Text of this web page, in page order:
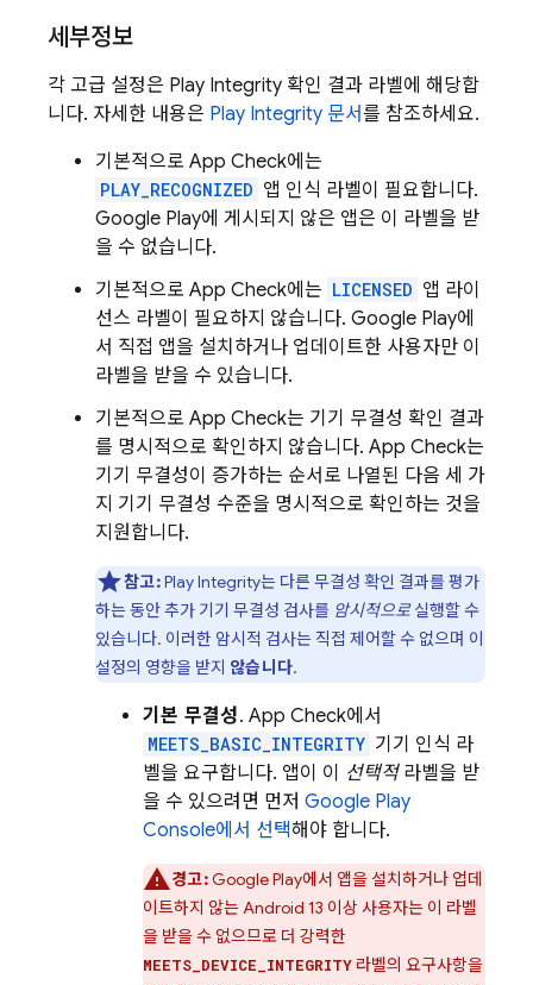
세부정보
각 고급 설정은 Play Integrity 확인 결과 라벨에 해당합
니다. 자세한 내용은 Play Integrity 문서를 참조하세요.
기본적으로 App Check에는
PLAY_RECOGNIZED 앱 인식 라벨이 필요합니다.
Google Play에 게시되지 않은 앱은 이 라벨을 받
을 수 없습니다.
기본적으로 App Check에는 LICENSED 앱 라이
선스 라벨이 필요하지 않습니다. Google Play에
서 직접 앱을 설치하거나 업데이트한 사용자만 이
라벨을 받을 수 있습니다.
기본적으로 App Check는 기기 무결성 확인 결과
를 명시적으로 확인하지 않습니다. App Check는
기기 무결성이 증가하는 순서로 나열된 다음 세 가
지 기기 무결성 수준을 명시적으로 확인하는 것을
지원합니다.
참고:Play Integrity는 다른 무결성 확인 결과를 평가
하는 동안 추가 기기 무결성 검사를 암시적으로실행할 수
있습니다. 이러한 암시적 검사는 직접 제어할 수 없으며 이
설정의 영향을 받지 않습니다.
기본 무결성. App Check에서
MEETS_BASIC_INTEGRITY 기기 인식 라
벨을 요구합니다. 앱이 이 선택적라벨을 받
을 수 있으려면 먼저 Google Play
Console에서 선택해야 합니다.
경고:Google Play에서 앱을 설치하거나 업데
이트하지 않는 Android 13 이상 사용자는 이 라벨
을 받을 수 없으므로 더 강력한
MEETS_DEVICE_INTEGRITY 라벨의 요구사항을